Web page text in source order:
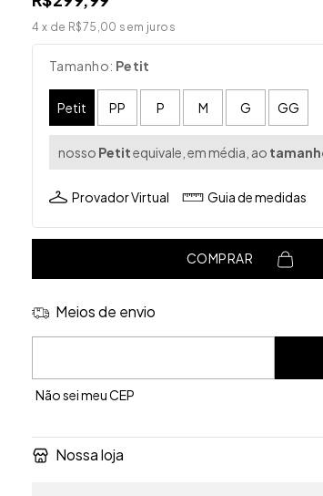
4 x de R$75,00 sem juros
Tamanho: Petit
Petit PP P M G GG
nosso Petitequivale, em média, ao
Provador Virtual Guia de medidas
COMPRAR
Meios de envio
Entregas para o CEP:
Não sei meu CEP
Nossa loja